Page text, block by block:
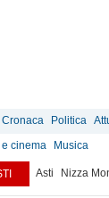
Cronaca Politica
e cinema Musica
Asti Nizza